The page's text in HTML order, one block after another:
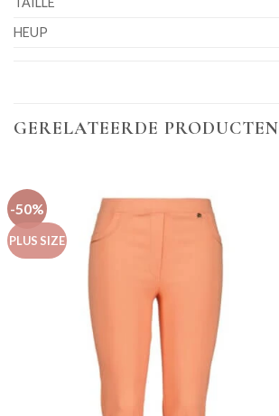
HEUP
GERELATEERDE PRODUCTEN
-50%
PLUS SIZE